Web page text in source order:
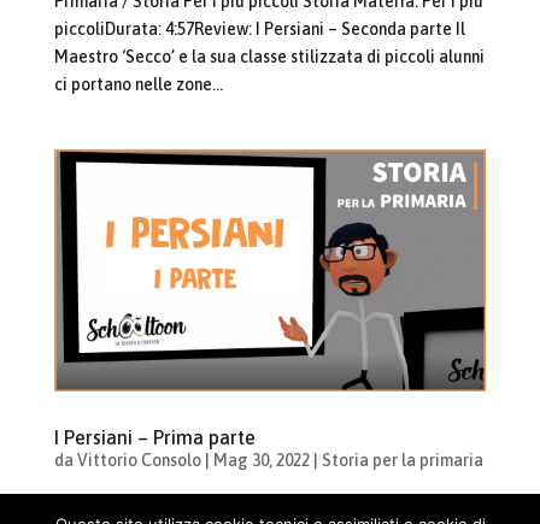
piccoliDurata: 4:57Review: I Persiani – Seconda parte Il
Maestro ‘Secco’ e la sua classe stilizzata di piccoli alunni
ci portano nelle zone...
I Persiani – Prima parte
da Vittorio Consolo| Mag 30, 2022| Storia per la primaria